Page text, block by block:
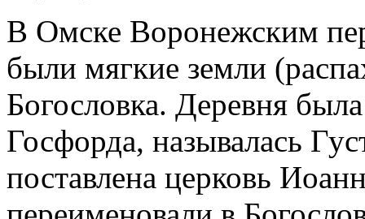
В Омске Воронежским
были мягкие земли
Богословка. Деревня
Госфорда, называлась
поставлена церковь